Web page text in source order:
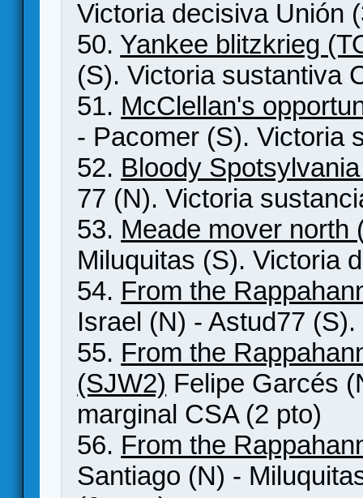
Victoria decisiva Unión
50. Yankee blitzkrieg
(S). Victoria
51. McClellan's
- Pacomer (S).
52. Bloody
77 (N). Victoria
53. Meade mover north
Miluquitas (S). Victoria
54. From the
Israel (N) - Astud77
55. From the
(SJW2) Felipe Garcés
marginal CSA (2 pto)
56. From the
Santiago (N) -